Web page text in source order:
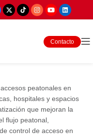
Contacto
peatonales en
hospitales y espacios
que mejoran la
flujo peatonal,
control de acceso en